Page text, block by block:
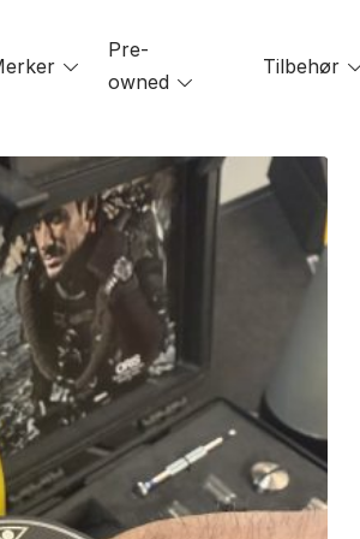
Toggle
menu
Pre-
owned
Toggle
Tilbehør